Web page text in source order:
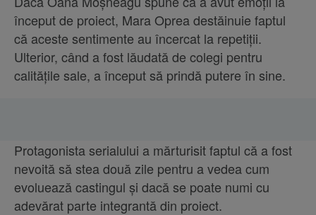
început de proiect, Mara Oprea destăinuie faptul
că aceste sentimente au încercat la repetiții.
Ulterior, când a fost lăudată de colegi pentru
calitățile sale, a început să prindă putere în sine.
Protagonista serialului a mărturisit faptul că a fost
nevoită să stea două zile pentru a vedea cum
evoluează castingul și dacă se poate numi cu
adevărat parte integrantă din proiect.